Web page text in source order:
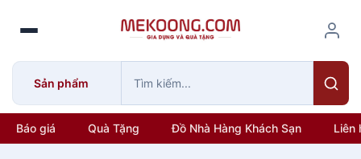
o
Sản phẩm
Báo giá Quà Tặng Đồ Nhà Hàng Khách Sạn Liên